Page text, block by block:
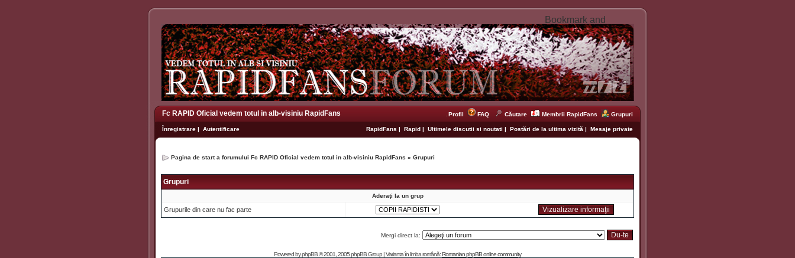
Fc RAPID Oficial vedem totul in alb-visiniu RapidFans Profil FAQ Căutare Membrii RapidFans Grupuri
Înregistrare | Autentificare RapidFans | Rapid | Ultimele discutii si noutati | Postări de la ultima vizită | Mesaje private
Pagina de start a forumului Fc RAPID Oficial vedem totul in alb-visiniu RapidFans » Grupuri
Grupuri
Aderaţi la un grup
Grupurile din care nu fac parte
Mergi direct la:
Powered byphpBB© 2001, 2005 phpBB Group | Varianta în limba română:Romanian phpBB online community